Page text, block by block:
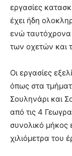
εργασίες
έχει ήδη
ενώ ταυτόχρονα
των οχετών και
Οι εργασίες
όπως στα
Σουληνάρι και
από τις 4
συνολικό μήκος
χιλιόμετρα του